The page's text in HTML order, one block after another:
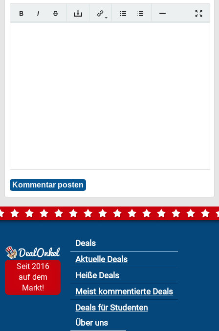
Seit 2016
auf dem
Markt!
Deals
Aktuelle Deals
Heiße Deals
Meist kommentierte Deals
Deals für Studenten
Über uns